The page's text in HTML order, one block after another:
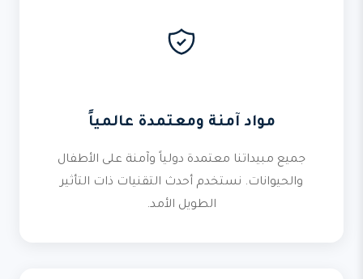
مواد آمنة ومعتمدة عالمياً
جميع مبيداتنا معتمدة دولياً وآمنة على الأطفال
والحيوانات. نستخدم أحدث التقنيات ذات التأثير
الطويل الأمد.